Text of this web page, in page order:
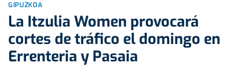
GIPUZKOA
La Itzulia Women provocará
cortes de tráfico el domingo en
Errenteria y Pasaia